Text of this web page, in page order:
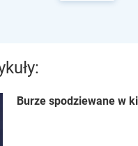
Burze spodziewane w